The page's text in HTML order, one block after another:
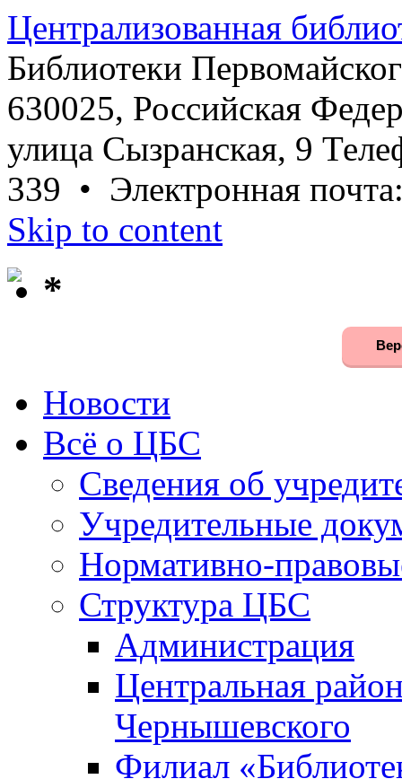
Централизованная
Библиотеки
630025, Российская
улица Сызранская, 9
339 • Электронная
Skip to content
*
Новости
Всё о ЦБС
Сведения об
Учредительные
Нормативно-
Структура ЦБС
Администрация
Центральная
Чернышевского
Филиал